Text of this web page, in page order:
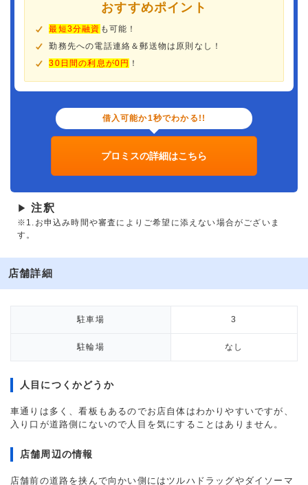
おすすめポイント
最短3分融資 も可能！
勤務先への電話連絡＆郵送物は原則なし！
30日間の利息が0円 ！
借入可能か1秒でわかる!!
プロミスの詳細はこちら
▶ 注釈
※1.お申込み時間や審査によりご希望に添えない場合がございま
す。
店舗詳細
駐車場 3
駐輪場 なし
人目につくかどうか
車通りは多く、看板もあるのでお店自体はわかりやすいですが、
入り口が道路側にないので人目を気にすることはありません。
店舗周辺の情報
店舗前の道路を挟んで向かい側にはツルハドラッグやダイソーマ